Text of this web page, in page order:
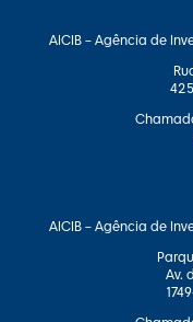
AICIB – Agência de
AICIB – Agência de
Av.